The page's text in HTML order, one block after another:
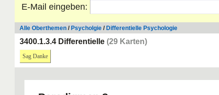
E-Mail eingeben:
Alle Oberthemen / Psycholgie / Differentielle Psychologie
3400.1.3.4 Differentielle (29 Karten)
Sag Danke